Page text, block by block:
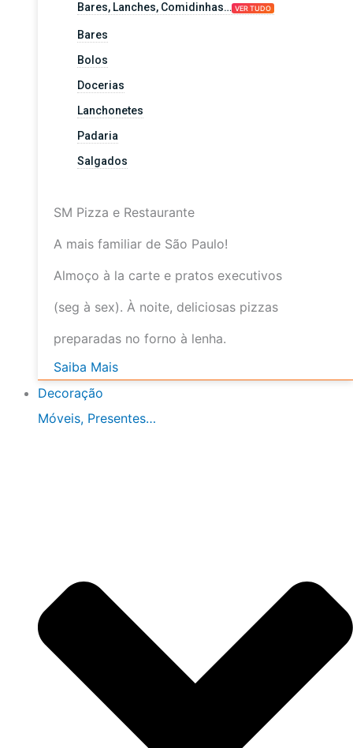
Bares, Lanches, Comidinhas… VER TUDO
Bares
Bolos
Docerias
Lanchonetes
Padaria
Salgados
SM Pizza e Restaurante
A mais familiar de São Paulo!
Almoço à la carte e pratos executivos
(seg à sex). À noite, deliciosas pizzas
preparadas no forno à lenha.
Saiba Mais
Decoração
Móveis, Presentes…